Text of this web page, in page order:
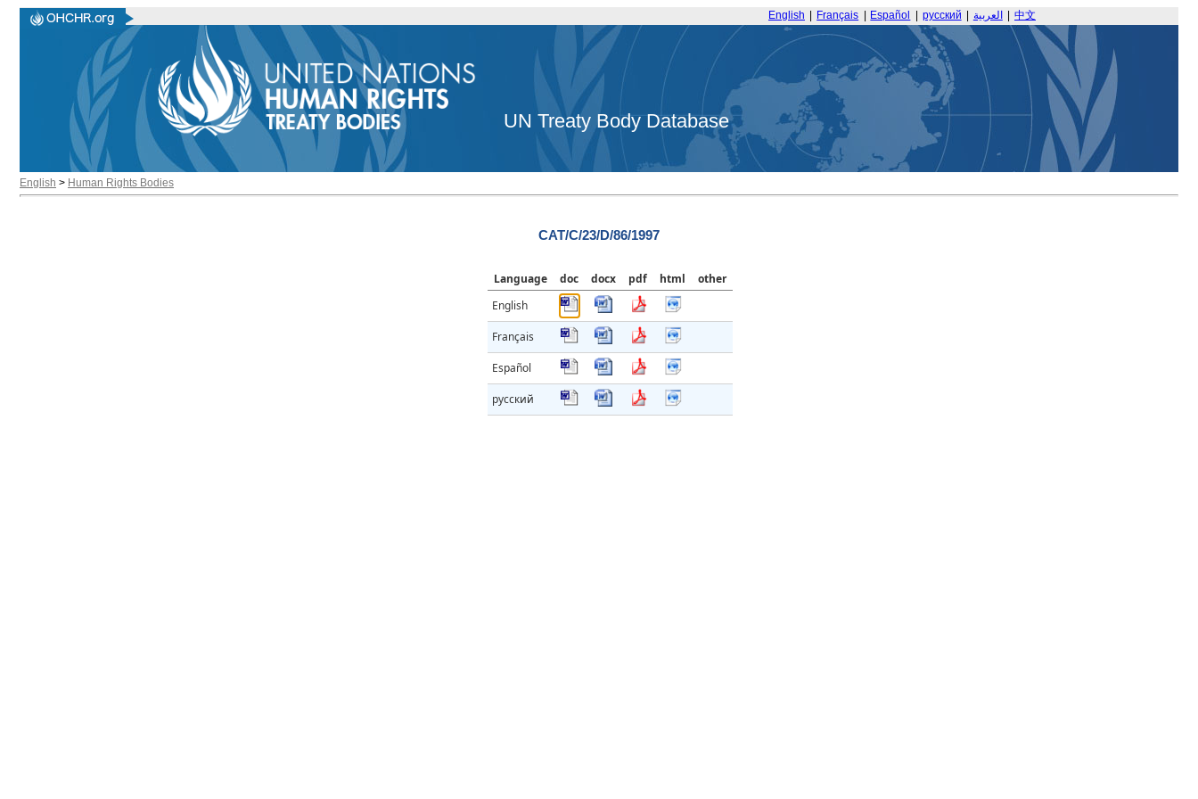
English Français Español русский العربية 中文
UN Treaty Body Database
English > Human Rights Bodies
CAT/C/23/D/86/1997
Language doc docx pdf html
other
English
Français
Español
русский